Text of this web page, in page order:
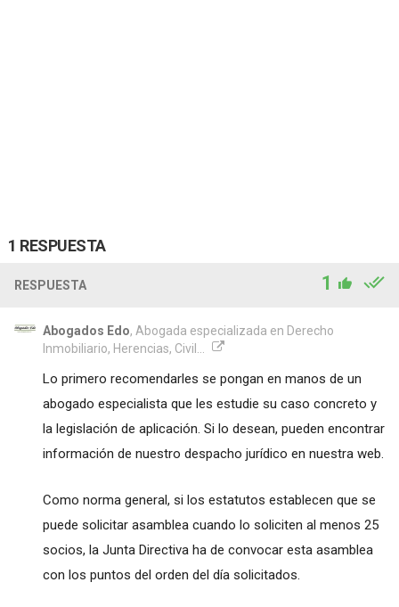
1 RESPUESTA
RESPUESTA 1
Abogados Edo, Abogada especializada en Derecho
Inmobiliario, Herencias, Civil...
Lo primero recomendarles se pongan en manos de un
abogado especialista que les estudie su caso concreto y
la legislación de aplicación. Si lo desean, pueden encontrar
información de nuestro despacho jurídico en nuestra web.
Como norma general, si los estatutos establecen que se
puede solicitar asamblea cuando lo soliciten al menos 25
socios, la Junta Directiva ha de convocar esta asamblea
con los puntos del orden del día solicitados.